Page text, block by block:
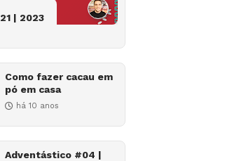
| 2023
Como fazer cacau em
pó em casa
há 10 anos
Adventástico #04 |